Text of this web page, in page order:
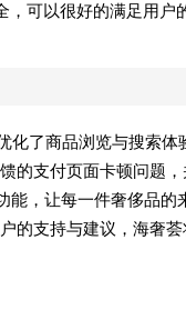
可以很好的满足用户
了商品浏览与搜索体
的支付页面卡顿问题
能，让每一件奢侈品
支持与建议，海奢荟